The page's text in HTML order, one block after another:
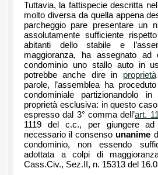
Tuttavia, la fattispecie descritta
molto diversa da quella appena
parcheggio pare presentare un
assolutamente sufficiente
abitanti dello stabile e
maggioranza, ha assegnato ad
condominio uno stallo auto in
potrebbe anche dire in proprietà
parole, l’assemblea ha
condominiale partizionandolo
proprietà esclusiva: in questo
espresso dal 3° comma dell’art.
1119 del c.c., per giungere
necessario il consenso unanime
condominio, non essendo
adottata a colpi di
Cass.Civ., Sez.II, n. 15313 del